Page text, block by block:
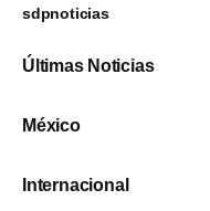
sdpnoticias
Últimas Noticias
México
Internacional